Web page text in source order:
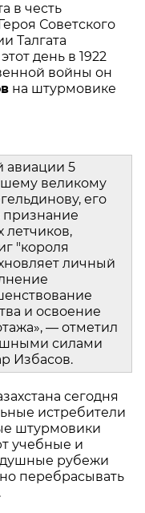
в честь
Советского
Талгата
день в 1922
войны он
на штурмовике
авиации 5
великому
его
летчиков,
"короля
личный
и освоение
— отметил
силами
Избасов.
сегодня
истребители
штурмовики
учебные и
рубежи
перебрасывать